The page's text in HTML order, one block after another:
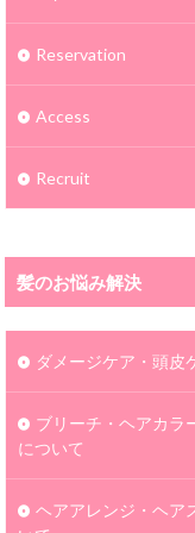
Reservation
Access
Recruit
髪のお悩み解決
ダメージケア・頭皮
ブリーチ・ヘアカラ
について
ヘアアレンジ・ヘア